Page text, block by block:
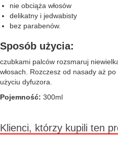
nie obciąża włosów
delikatny i jedwabisty
bez parabenów.
Sposób użycia:
czubkami palców rozsmaruj
włosach. Rozczesz od nasady aż
użyciu dyfuzora.
Pojemność: 300ml
Klienci, którzy kupili ten